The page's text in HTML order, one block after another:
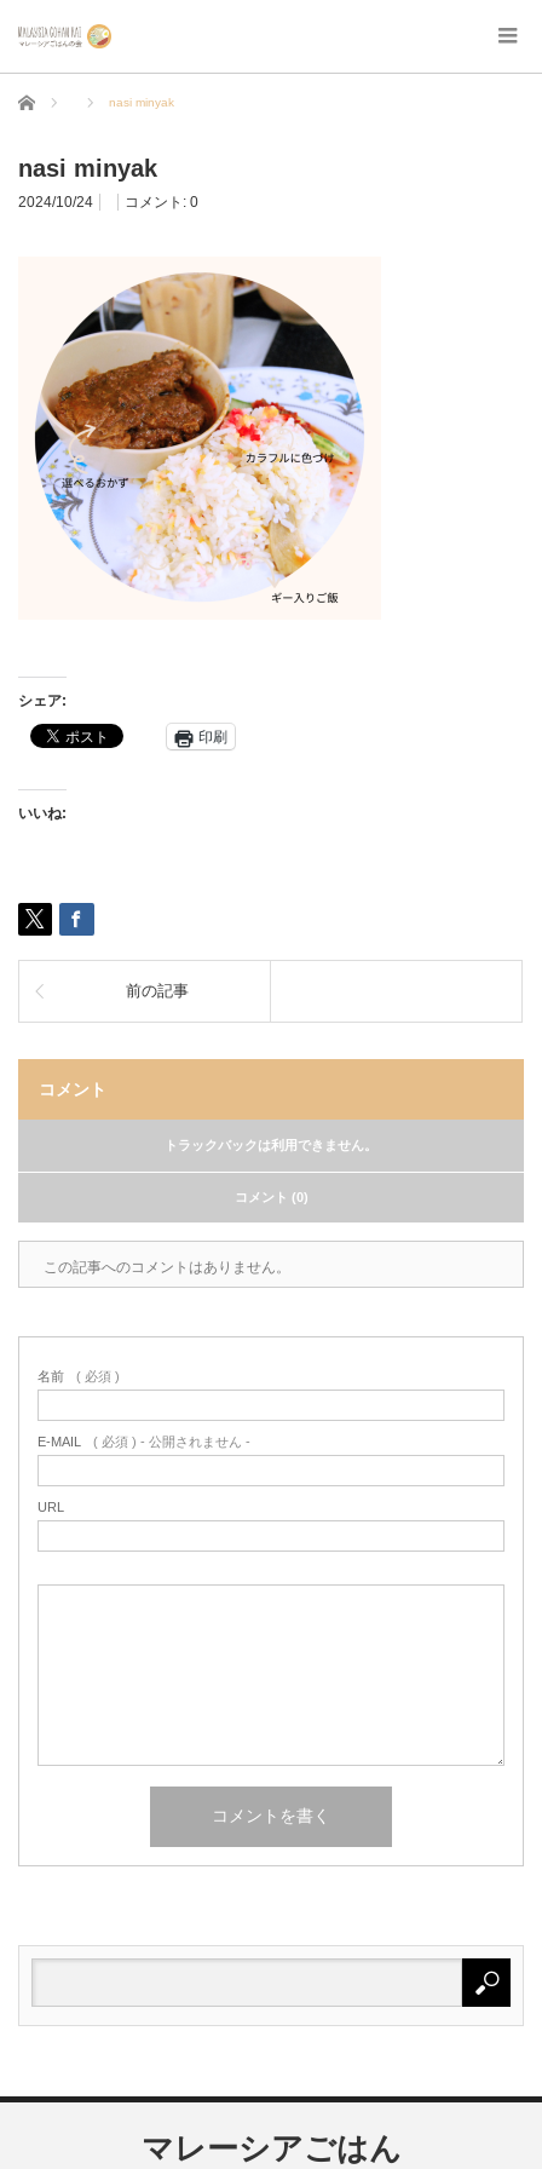
ホーム nasi minyak
nasi minyak
2024/10/24 コメント: 0
シェア:
印刷
いいね:
前の記事
コメント
トラックバックは利用できません。
コメント (0)
この記事へのコメントはありません。
名前 ( 必須 )
E-MAIL ( 必須 ) - 公開されません -
URL
マレーシアごはん